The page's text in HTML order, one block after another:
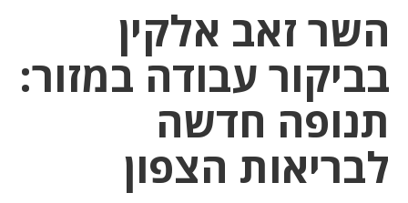
השר זאב אלקין
בביקור עבודה במזור:
תנופה חדשה
לבריאות הצפון